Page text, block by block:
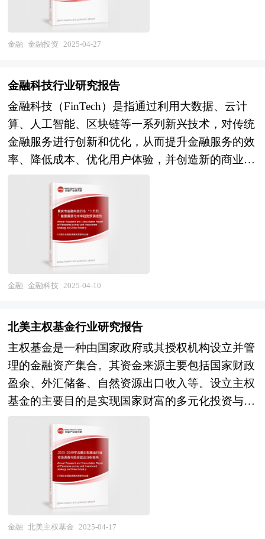
要地。 本报告由中研普华咨询公司领衔撰写，在
大量周密的市场调研基础上，主要依据了国家统计
局、国家商务部、国家财政部、中国证券监督管理
院、深圳创业投资同业公会、北京创业投资协会、
上海创业投资行业协会、私募基金行业相关协会、
中国行业研究网、国内外相关刊物的基础信息以及
各省市相关统计单位等公布和提供的大量资料。对
私募基金行业风险投资现状、国际化进程与外资进
展趋势等进行了系统的分析，并重点分析了私募基
金行业风险投资的主要现存问题、相应对策以及新
形势下面临的机遇与挑战和企业的应对策略等。是
风险投资公司、研究机构及私募基金行业相关企业
准确了解目前私募基金行业风险投资业发展动态，
把握企业定位和发展方向不可多得的精品。
资也伴随着风险，市场价格波动、政策变化、企业
经营状况等因素都可能导致投资收益的不确定性，
因此投资者需要具备一定的专业知识和风险意识，
在国际市场上，金融投资的发展机会主要体现在全
济的相互依存度不断提高，跨境投资和资本流动日
益频繁，为投资者提供了更广阔的投资空间和多元
化的资产配置选择。新兴市场的崛起也为金融投资
带来了新的机遇，这些市场通常具有较高的经济增
长潜力和资产回报率，吸引了大量国际资本流入。
同时，金融科技的快速发展正在重塑国际金融市场
的格局，数字化交易平台、智能投顾等创新服务降
低了投资门槛，提高了投资效率，为投资者创造了
更加便捷和高效的市场环境。在国内市场，随着经
济结构的转型升级和金融市场的不断完善，金融投
资同样面临着诸多发展机会。一方面，国内资本市
为投资者提供了更多元化的投资渠道，如科创板、
创业板等板块的推出，为科技创新企业提供了融资
支持，也为投资者分享科技创新红利提供了机会；
另一方面，随着居民财富的不断积累和理财意识的
增强，对金融投资产品的需求日益多样化，推动了
产管理行业的蓬勃发展，为投资者提供了专业的资
产管理服务。此外，国内金融市场的国际化进程也
在加速推进，通过与国际金融市场的互联互通，如
沪港通、深港通、债券通等机制的不断完善，国内
投资者可以更便捷地参与国际投资，国际投资者也
可以更深入地参与国内金融市场，促进了国内外金
金融 金融投资 2025-04-27
金融科技行业研究报告
金融科技（FinTech）是指通过利用大数据、云计
算、人工智能、区块链等一系列新兴技术，对传统
金融服务进行创新和优化，从而提升金融服务的效
率、降低成本、优化用户体验，并创造新的商业模
式。它并非金融与科技的简单组合，而是深度融合
了前沿技术与金融业务，涵盖了支付清算、借贷融
资、财富管理、零售银行、保险等多个领域。金融
科技的出现，不仅改变了金融行业的服务方式，还
推动了金融市场的变革和金融机构的转型升级。
作为西部金融中心，重庆积极响应国家政策，大力
推动金融科技的创新与应用，致力于构建“科技—
科技创新布局和现代制造业集群体系的建设，促进
企业集聚，推动创新链、产业链、资金链、人才链
的深度融合。同时，重庆通过一系列政策措施的支
持和引导，吸引了大量金融科技企业和人才汇聚，
为金融机构的创新发展提供了良好的政策环境。此
外，重庆还积极探索金融科技与实体经济的深度融
合，推动金融科技在多个领域的创新应用，为经济
发展注入新动力。 重庆在金融科技领域已经形成
了“广大、新鲜、率先”三大特征，即需求广阔、产
品新颖、措施领先。重庆拥有众多科技型企业、高
新技术企业和专精特新“小巨人”企业，这些企业的
发展为金融科技的应用提供了广阔的市场空间。同
金融 金融科技 2025-04-10
北美主权基金行业研究报告
主权基金是一种由国家政府或其授权机构设立并管
理的金融资产集合。其资金来源主要包括国家财政
盈余、外汇储备、自然资源出口收入等。设立主权
基金的主要目的是实现国家财富的多元化投资与长
期保值增值，同时为国家的经济发展、基础设施建
设、社会保障等提供资金支持。它通常具有规模庞
大、投资期限较长、注重战略性和稳定性等特点，
投资领域涵盖股票、债券、房地产、私募股权等多
个资产类别。 北美地区的主权基金行业竞争态势
呈现出多元化与专业化的特点。一方面，北美主权
基金在国际市场上与其他地区主权基金以及各类国
金融 北美主权基金 2025-04-17